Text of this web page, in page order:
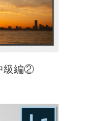
級編②